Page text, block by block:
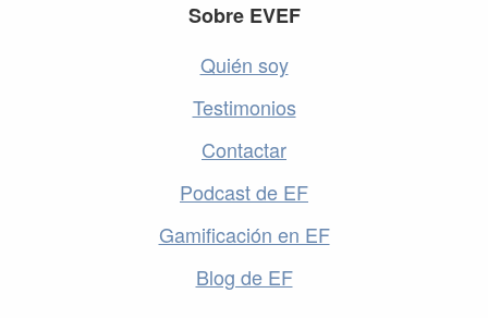
Sobre EVEF
Quién soy
Testimonios
Contactar
Podcast de EF
Gamificación en EF
Blog de EF